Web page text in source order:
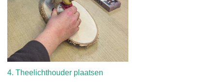
4. Theelichthouder plaatsen